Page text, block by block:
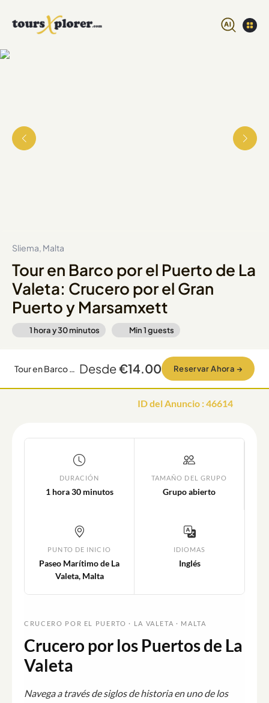
Sliema, Malta
Tour en Barco por el Puerto de La
Valeta: Crucero por el Gran
Puerto y Marsamxett
1 hora y 30 minutos Min1guests
Tour en Barco por el Puerto de La Valeta: Crucero por el Gran Puerto y Marsamxett Desde€14.00 Reservar Ahora →
ID del Anuncio :46614
DURACIÓN
1 hora 30 minutos
TAMAÑO DEL GRUPO
Grupo abierto
PUNTO DE INICIO
Paseo Marítimo de La
Valeta, Malta
IDIOMAS
Inglés
CRUCERO POR EL PUERTO · LA VALETA · MALTA
Crucero por los Puertos de La
Valeta
Navega a través de siglos de historia en uno de los